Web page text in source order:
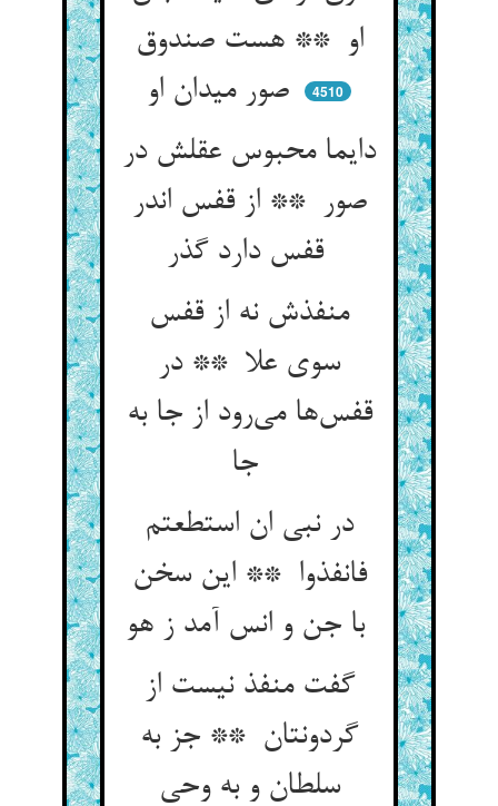
او ** هست صندوق
4510
دایما محبوس عقلش در
صور ** از قفس اندر
قفس دارد گذر
منفذش نه از قفس
سوی علا ** در
قفس‌ها می‌رود از جا به
در نبی ان استطعتم
فانفذوا ** این سخن
با جن و انس آمد ز هو
گفت منفذ نیست از
گردونتان ** جز به
سلطان و به وحی